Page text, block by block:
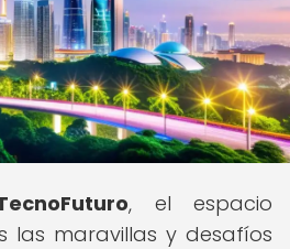
, el espacio
las maravillas y desafíos